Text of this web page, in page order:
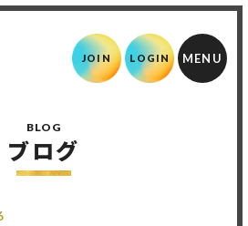
JOIN LOGIN
BLOG
ブログ